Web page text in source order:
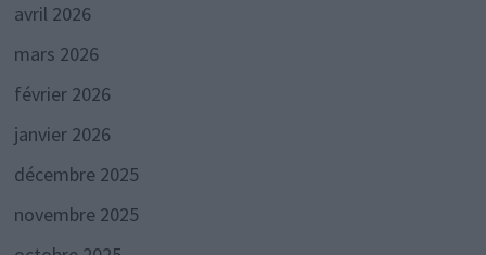
avril 2026
mars 2026
février 2026
janvier 2026
décembre 2025
novembre 2025